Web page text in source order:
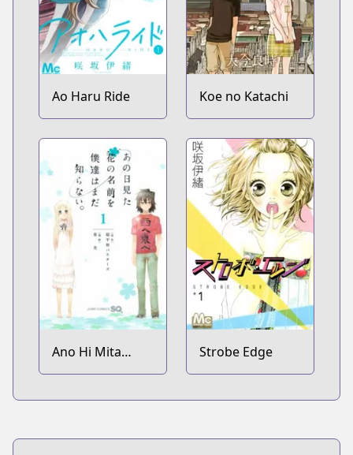
Ao Haru Ride Koe no Katachi
Ano Hi Mita
Hana no Namae
Strobe Edge